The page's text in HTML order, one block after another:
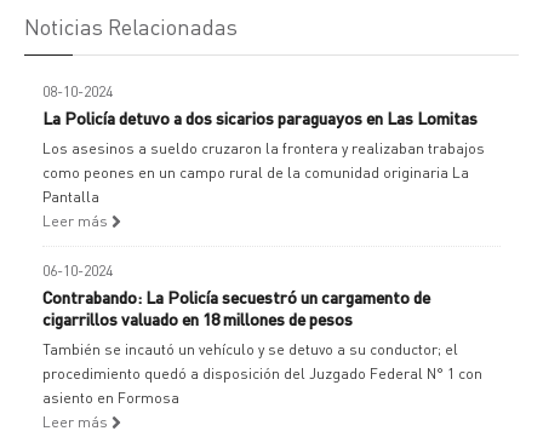
Noticias Relacionadas
08-10-2024
La Policía detuvo a dos sicarios paraguayos en Las Lomitas
Los asesinos a sueldo cruzaron la frontera y realizaban trabajos
como peones en un campo rural de la comunidad originaria La
Pantalla
Leer más
06-10-2024
Contrabando: La Policía secuestró un cargamento de
cigarrillos valuado en 18 millones de pesos
También se incautó un vehículo y se detuvo a su conductor; el
procedimiento quedó a disposición del Juzgado Federal N° 1 con
asiento en Formosa
Leer más